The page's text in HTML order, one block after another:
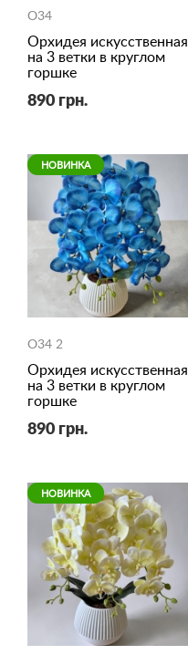
O34
Орхидея искусственная
на 3 ветки в круглом
горшке
890 грн.
НОВИНКА
O34 2
Орхидея искусственная
на 3 ветки в круглом
горшке
890 грн.
НОВИНКА